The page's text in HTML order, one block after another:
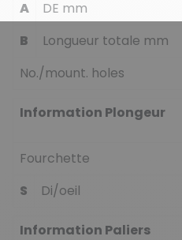
A DE mm
B
Longueur totale mm
No./mount. holes
Information Plongeur
Fourchette
S
Di/oeil
Information Paliers